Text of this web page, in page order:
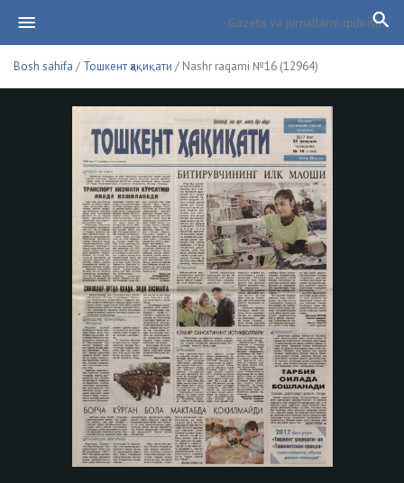
Bosh sahifa / Тошкент ҳақиқати / Nashr raqami №16 (12964)